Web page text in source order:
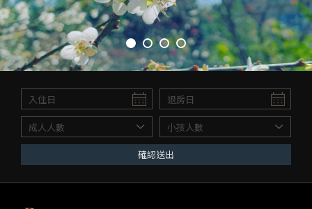
確認送出